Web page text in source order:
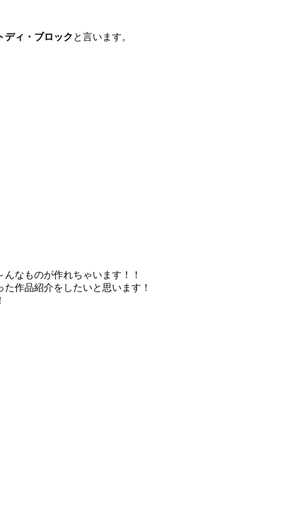
ディ・ブロック と言います。
なものが作れちゃいます！！
作品紹介をしたいと思います！